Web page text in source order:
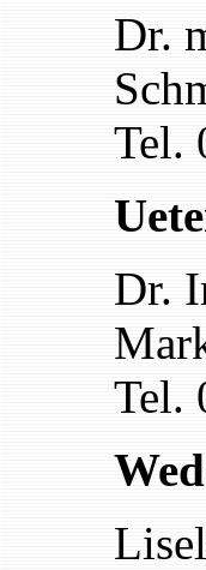
Dr.
Tel.
Dr.
Tel.